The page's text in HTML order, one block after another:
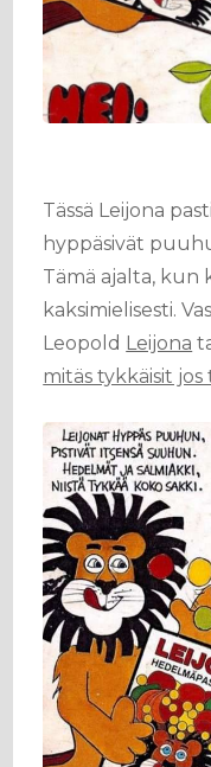
Tässä Leijona
hyppäsivät
Tämä ajalta, kun
kaksimielisesti.
Leopold Leijona
mitäs tykkäisit